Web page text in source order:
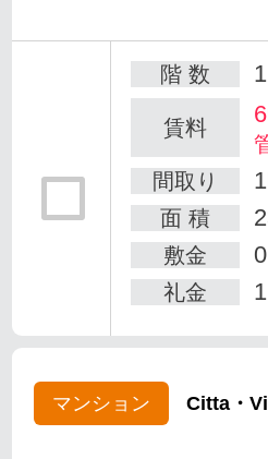
階 数
賃料
間取り
面 積
敷金
礼金
マンション Citta・